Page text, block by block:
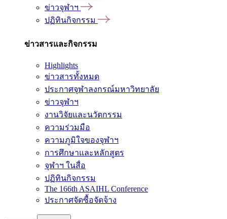
ข่าวจุฬาฯ
ปฏิทินกิจกรรม
ข่าวสารและกิจกรรม
Highlights
ข่าวสารทั้งหมด
ประกาศจุฬาลงกรณ์มหาวิทยาลัย
ข่าวจุฬาฯ
งานวิจัยและนวัตกรรม
ความร่วมมือ
ความภูมิใจของจุฬาฯ
การศึกษาและหลักสูตร
จุฬาฯ ในสื่อ
ปฏิทินกิจกรรม
The 166th ASAIHL Conference
ประกาศจัดซื้อจัดจ้าง